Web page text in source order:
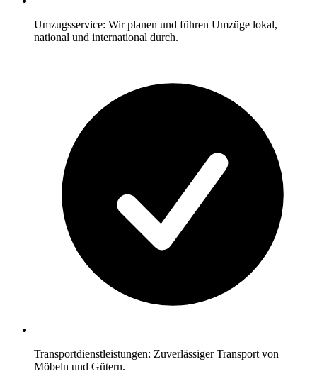
Umzugsservice: Wir planen und führen Umzüge lokal,
national und international durch.
Transportdienstleistungen: Zuverlässiger Transport von
Möbeln und Gütern.